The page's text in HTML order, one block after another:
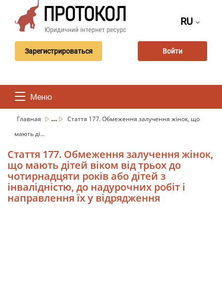
RU
Зарегистрироваться Войти
Меню
Главная ...
Стаття 177. Обмеження залучення жінок, що
мають ді...
Стаття 177. Обмеження залучення жінок,
що мають дітей віком від трьох до
чотирнадцяти років або дітей з
інвалідністю, до надурочних робіт і
направлення їх у відрядження